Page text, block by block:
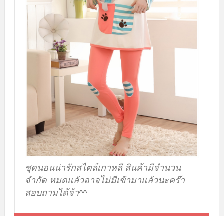
ชุดนอนน่ารักสไตล์เกาหลี สินค้ามีจำนวน
จำกัด หมดแล้วอาจไม่มีเข้ามาแล้วนะคร๊า
สอบถามได้จ้า^^